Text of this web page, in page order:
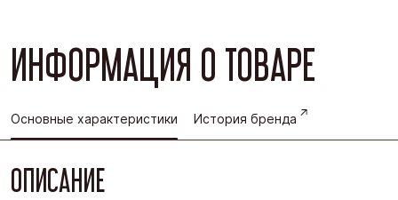
ИНФОРМАЦИЯ О ТОВАРЕ
Основные характеристики История бренда
ОПИСАНИЕ